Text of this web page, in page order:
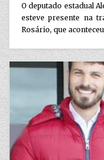
O deputado estadual
esteve presente na
Rosário, que